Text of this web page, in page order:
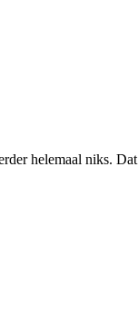
helemaal niks.